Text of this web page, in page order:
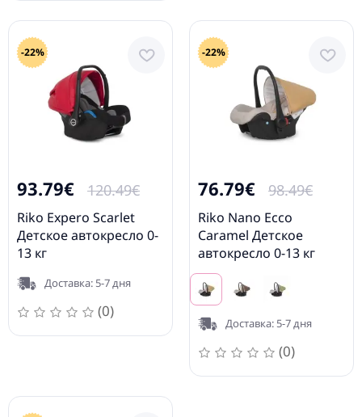
-22%
93.79€ 120.49€
Riko Expero Scarlet
Детское автокресло 0-
13 кг
Доставка: 5-7 дня
(0)
-22%
76.79€ 98.49€
Riko Nano Ecco
Caramel Детское
автокресло 0-13 кг
Доставка: 5-7 дня
(0)